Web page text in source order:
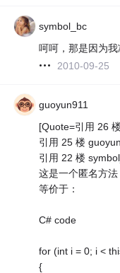
symbol_bc
呵呵，那是因为
2010-09-25
guoyun911
[Quote=引用 26
引用 25 楼
引用 22 楼
这是一个匿名方
等价于：
C# code
for (int i = 0; i <
{